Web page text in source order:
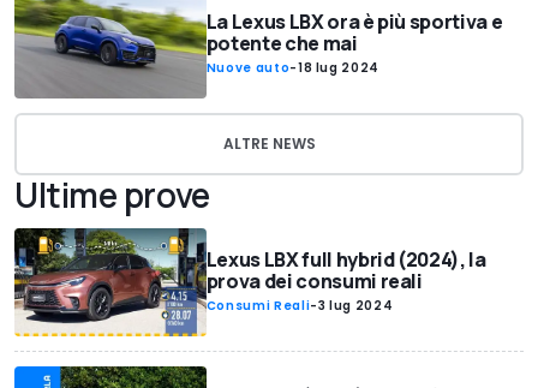
La Lexus LBX ora è più sportiva e
potente che mai
Nuove auto-18 lug 2024
ALTRE NEWS
Ultime prove
Lexus LBX full hybrid (2024), la
prova dei consumi reali
Consumi Reali-3 lug 2024